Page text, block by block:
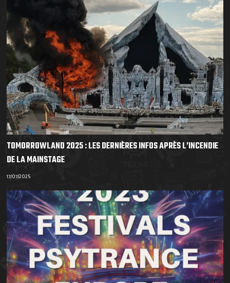
TOMORROWLAND 2025 : LES DERNIÈRES INFOS APRÈS L’INCENDIE
DE LA MAINSTAGE
17/07/2025